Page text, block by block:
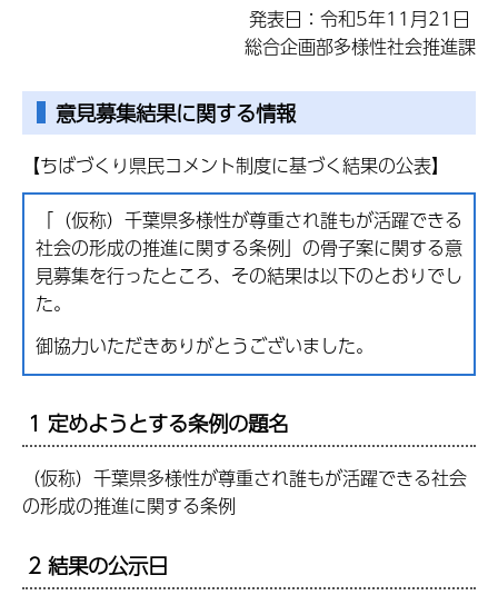
発表日：令和5年11月21日
総合企画部多様性社会推進課
意見募集結果に関する情報
【ちばづくり県民コメント制度に基づく結果の公表】
「（仮称）千葉県多様性が尊重され誰もが活躍できる
社会の形成の推進に関する条例」の骨子案に関する意
見募集を行ったところ、その結果は以下のとおりでし
た。
御協力いただきありがとうございました。
1 定めようとする条例の題名
（仮称）千葉県多様性が尊重され誰もが活躍できる社会
の形成の推進に関する条例
2 結果の公示日